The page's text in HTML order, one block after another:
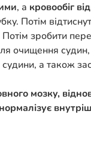
, а кровообіг
Потім
зробити
очищення
судини, а також
мозку,